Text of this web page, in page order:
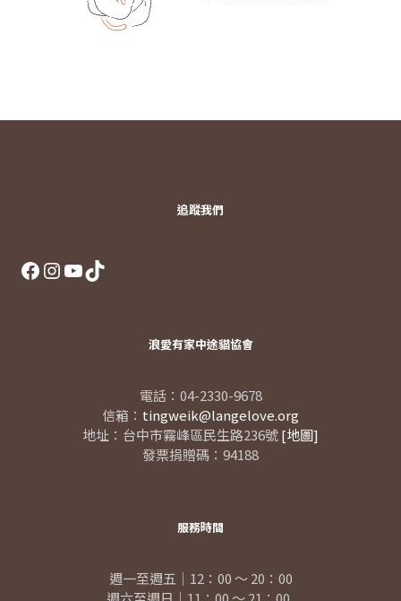
追蹤我們
Facebook
Instagram
YouTube
TikTok
浪愛有家中途貓協會
電話：04-2330-9678
信箱： tingweik@langelove.org
地址：台中市霧峰區民生路236號[地圖]
發票捐贈碼：94188
服務時間
週一至週五｜12：00 ～ 20：00